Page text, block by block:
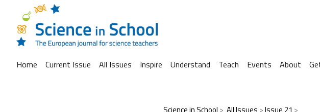
Home Current Issue All Issues Inspire Understand Teach Events About